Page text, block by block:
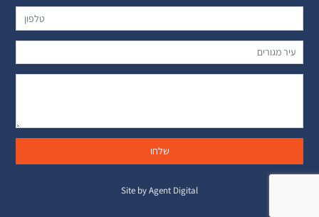
Site by Agent Digital